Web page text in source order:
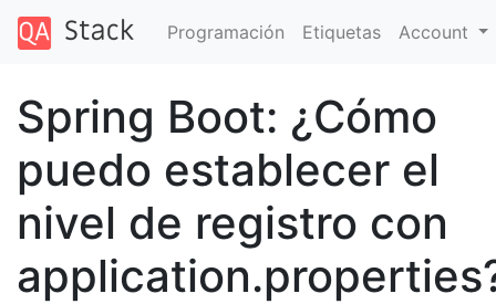
Programación Etiquetas Account
Spring Boot: ¿Cómo
puedo establecer el
nivel de registro con